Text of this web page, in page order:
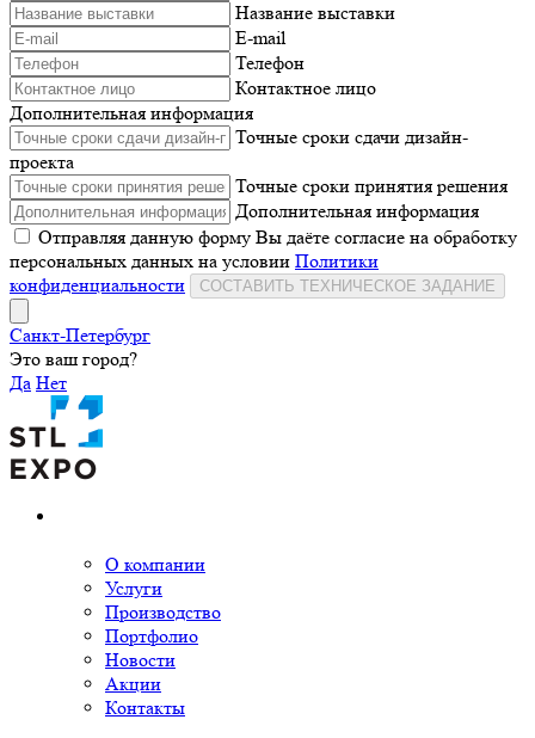
Название выставки
E-mail
Телефон
Контактное лицо
Дополнительная информация
Точные сроки сдачи дизайн-
проекта
Точные сроки принятия решения
Дополнительная информация
Отправляя данную форму Вы даёте согласие на обработку
персональных данных на условии Политики
конфиденциальности
СОСТАВИТЬ ТЕХНИЧЕСКОЕ ЗАДАНИЕ
Санкт-Петербург
Это ваш город?
Да Нет
О компании
Услуги
Производство
Портфолио
Новости
Акции
Контакты